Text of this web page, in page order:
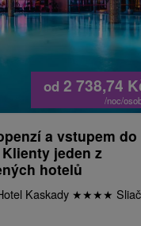
je možné si
stredisku Ski
od 2 738,74
/noc/
a vstupem do
jeden z
hotelů
Kaskady ★★★★ Sliač